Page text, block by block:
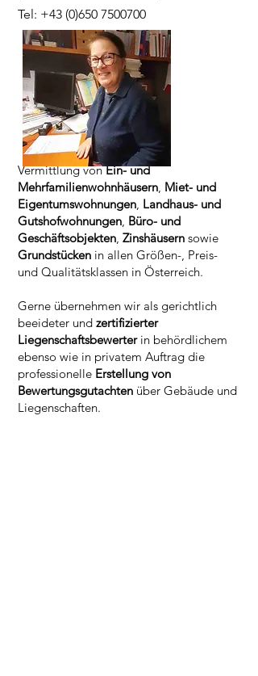
Tel: +43 (0)650 7500700
Vermittlung vonEin- und
Mehrfamilienwohnhäusern, Miet- und
Eigentumswohnungen, Landhaus- und
Gutshofwohnungen, Büro- und
Geschäftsobjekten, Zinshäusern sowie
Grundstücken in allen Größen-, Preis-
und Qualitätsklassen in Österreich.
Gerne übernehmen wir als gerichtlich
beeideter und zertifizierter
Liegenschaftsbewerterin behördlichem
ebenso wie in privatem Auftrag die
professionelle Erstellung von
Bewertungsgutachten über Gebäude und
Liegenschaften.